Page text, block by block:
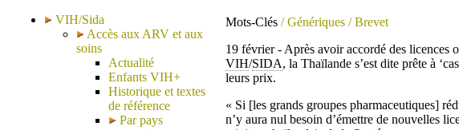
VIH/Sida
Accès aux ARV et aux
soins
Actualité
Enfants VIH+
Historique et textes
de référence
Par pays
Mots-Clés / Génériques / Brevet
19 février - Après avoir accordé des licences
VIH/SIDA, la Thaïlande s’est dite prête à
leurs prix.
« Si [les grands groupes pharmaceutiques]
n’y aura nul besoin d’émettre de nouvelles